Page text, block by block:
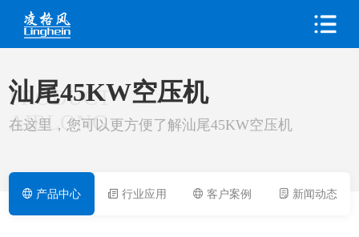
PRODUCT
AIRLONG
汕尾45KW空压机
在这里，您可以更方便了解汕尾45KW空压机
产品中心 行业应用 客户案例 新闻动态